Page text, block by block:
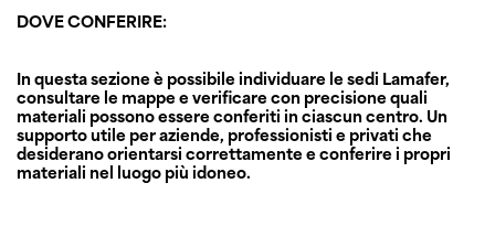
DOVE CONFERIRE:
In questa sezione è possibile individuare le sedi Lamafer,
consultare le mappe e verificare con precisione quali
materiali possono essere conferiti in ciascun centro. Un
supporto utile per aziende, professionisti e privati che
desiderano orientarsi correttamente e conferire i propri
materiali nel luogo più idoneo.